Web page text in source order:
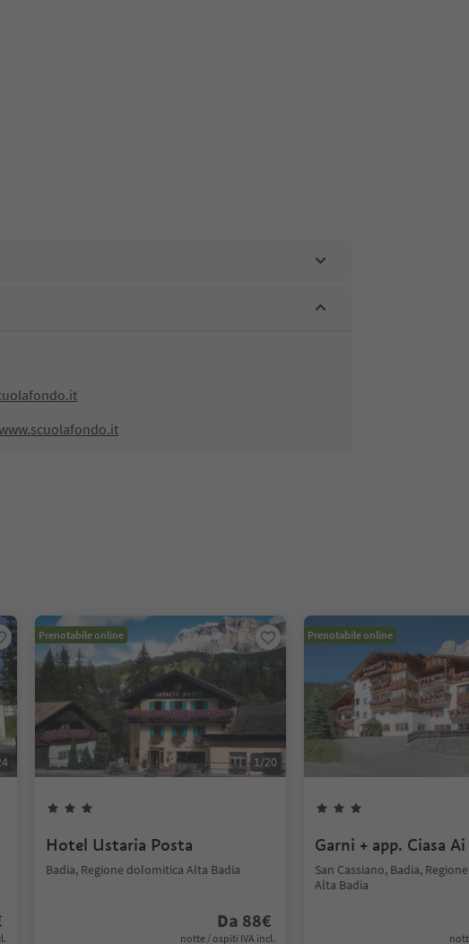
Prenotabile online
1/20
Hotel Ustaria Posta
Badia, Regione dolomitica Alta Badia
Da 88€
notte / ospiti IVA incl.
Prenotabile online
Garni + app. Ciasa
San Cassiano, Badia,
Alta Badia